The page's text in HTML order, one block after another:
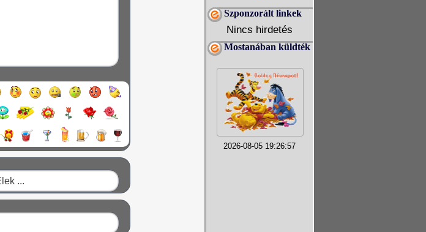
Szponzorált linkek
Nincs hirdetés
Mostanában küldték
2026-08-05 19:26:57